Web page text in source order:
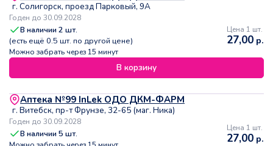
г. Солигорск, проезд Парковый, 9А
Годен до 30.09.2028
В наличии2 шт.
(есть ещё 0.5 шт. по другой цене)
Можно забрать через 15 минут
Цена 1 шт.
27,00 р.
В корзину
Аптека №99 InLek ОДО ДКМ-ФАРМ
г. Витебск, пр-т Фрунзе, 32-65 (маг. Ника)
Годен до 30.09.2028
В наличии5 шт.
Цена 1 шт.
27,00 р.